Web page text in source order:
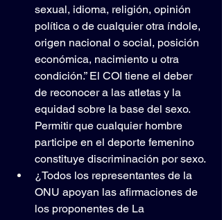
sexual, idioma, religión, opinión
política o de cualquier otra índole,
origen nacional o social, posición
económica, nacimiento u otra
condición.” El COI tiene el deber
de reconocer a las atletas y la
equidad sobre la base del sexo.
Permitir que cualquier hombre
participe en el deporte femenino
constituye discriminación por sexo.
¿Todos los representantes de la
ONU apoyan las afirmaciones de
los proponentes de La